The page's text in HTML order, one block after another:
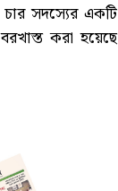
চার সদস্যের একটি
করা হয়েছে